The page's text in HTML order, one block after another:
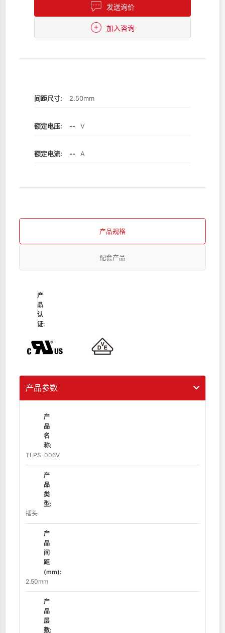
发送询价
加入咨询
间距尺寸: 2.50mm
额定电压: -- V
额定电流: -- A
产品规格
配套产品
产
品
认
证:
产品参数
产
品
名
称:
TLPS-006V
产
品
类
型:
插头
产
品
间
距
(mm):
2.50mm
产
品
层
数: